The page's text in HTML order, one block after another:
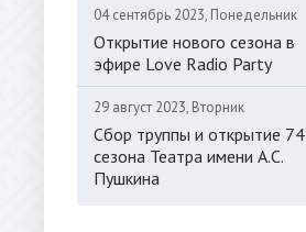
04 сентябрь 2023, Понедельник
Открытие нового сезона в
эфире Love Radio Party
29 август 2023, Вторник
Сбор труппы и открытие 74
сезона Театра имени А.С.
Пушкина